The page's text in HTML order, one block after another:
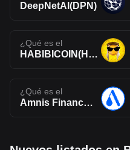
DeepNetAI(DPN)
¿Qué es el
HABIBICOIN(HABIBI)
¿Qué es el
Amnis Finance(AMI)